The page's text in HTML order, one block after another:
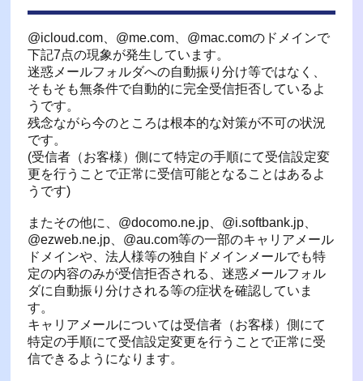
@icloud.com、@me.com、@mac.comのドメインで
下記7点の現象が発生しています。
迷惑メールフォルダへの自動振り分け等ではなく、
そもそも無条件で自動的に完全受信拒否しているよ
うです。
残念ながら今のところは根本的な対策が不可の状況
です。
(受信者（お客様）側にて特定の手順にて受信設定変
更を行うことで正常に受信可能となることはあるよ
うです)
またその他に、@docomo.ne.jp、@i.softbank.jp、
@ezweb.ne.jp、@au.com等の一部のキャリアメール
ドメインや、法人様等の独自ドメインメールでも特
定の内容のみが受信拒否される、迷惑メールフォル
ダに自動振り分けされる等の症状を確認していま
す。
キャリアメールについては受信者（お客様）側にて
特定の手順にて受信設定変更を行うことで正常に受
信できるようになります。